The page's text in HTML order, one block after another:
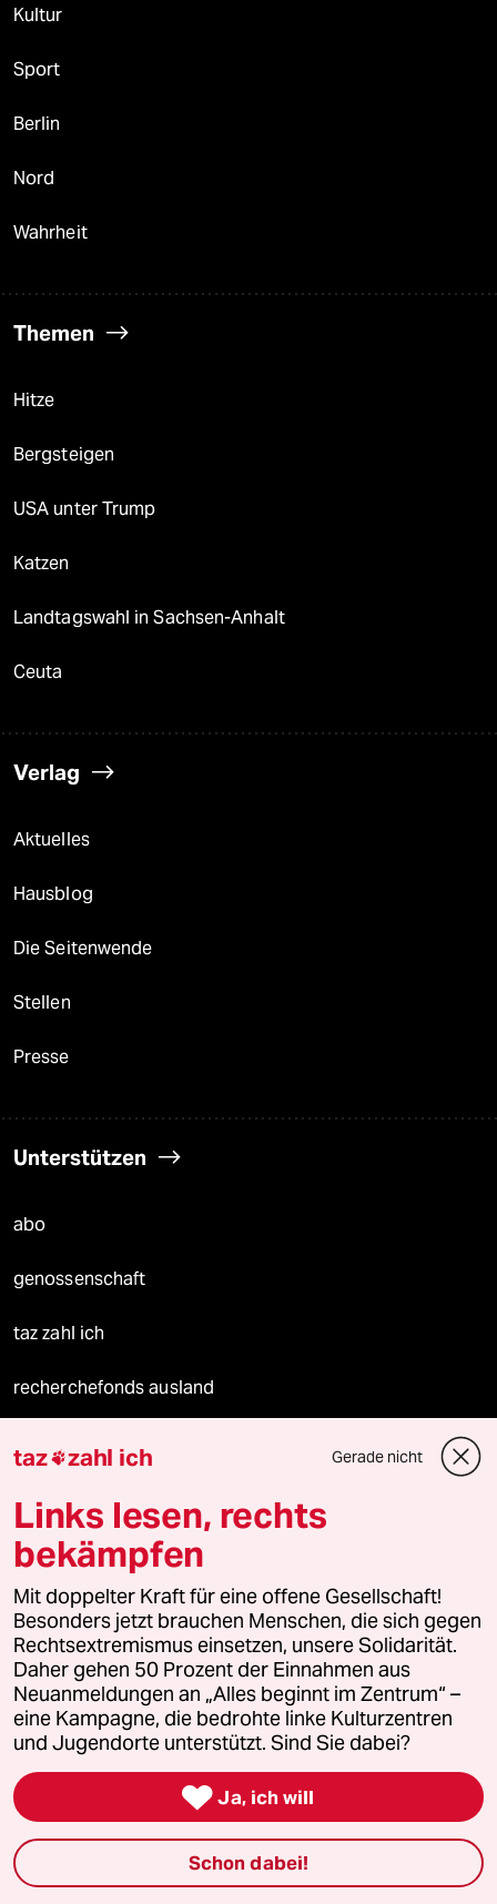
Kultur
Sport
Berlin
Nord
Wahrheit
Themen
Hitze
Bergsteigen
USA unter Trump
Katzen
Landtagswahl in Sachsen-Anhalt
Ceuta
Verlag
Aktuelles
Hausblog
Die Seitenwende
Stellen
Presse
Unterstützen
abo
genossenschaft
taz zahl ich
recherchefonds ausland
panterpreis 2026
Podcast
bundestalk
fernverbindung
klima update°
Mauerecho
Freie Rede
taz zahl ich Gerade nicht
Links lesen, rechts
bekämpfen
Mit doppelter Kraft für eine offene Gesellschaft!
Besonders jetzt brauchen Menschen, die sich gegen
Rechtsextremismus einsetzen, unsere Solidarität.
Daher gehen 50 Prozent der Einnahmen aus
Neuanmeldungen an „Alles beginnt im Zentrum“ –
eine Kampagne, die bedrohte linke Kulturzentren
und Jugendorte unterstützt. Sind Sie dabei?
 Ja, ich will
Schon dabei!